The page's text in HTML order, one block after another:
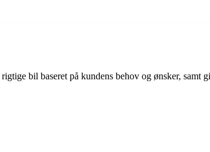
bil baseret på kundens behov og ønsker, samt